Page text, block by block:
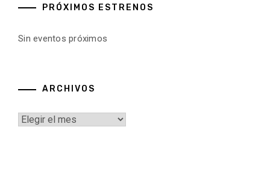
PRÓXIMOS ESTRENOS
Sin eventos próximos
ARCHIVOS
Archivos